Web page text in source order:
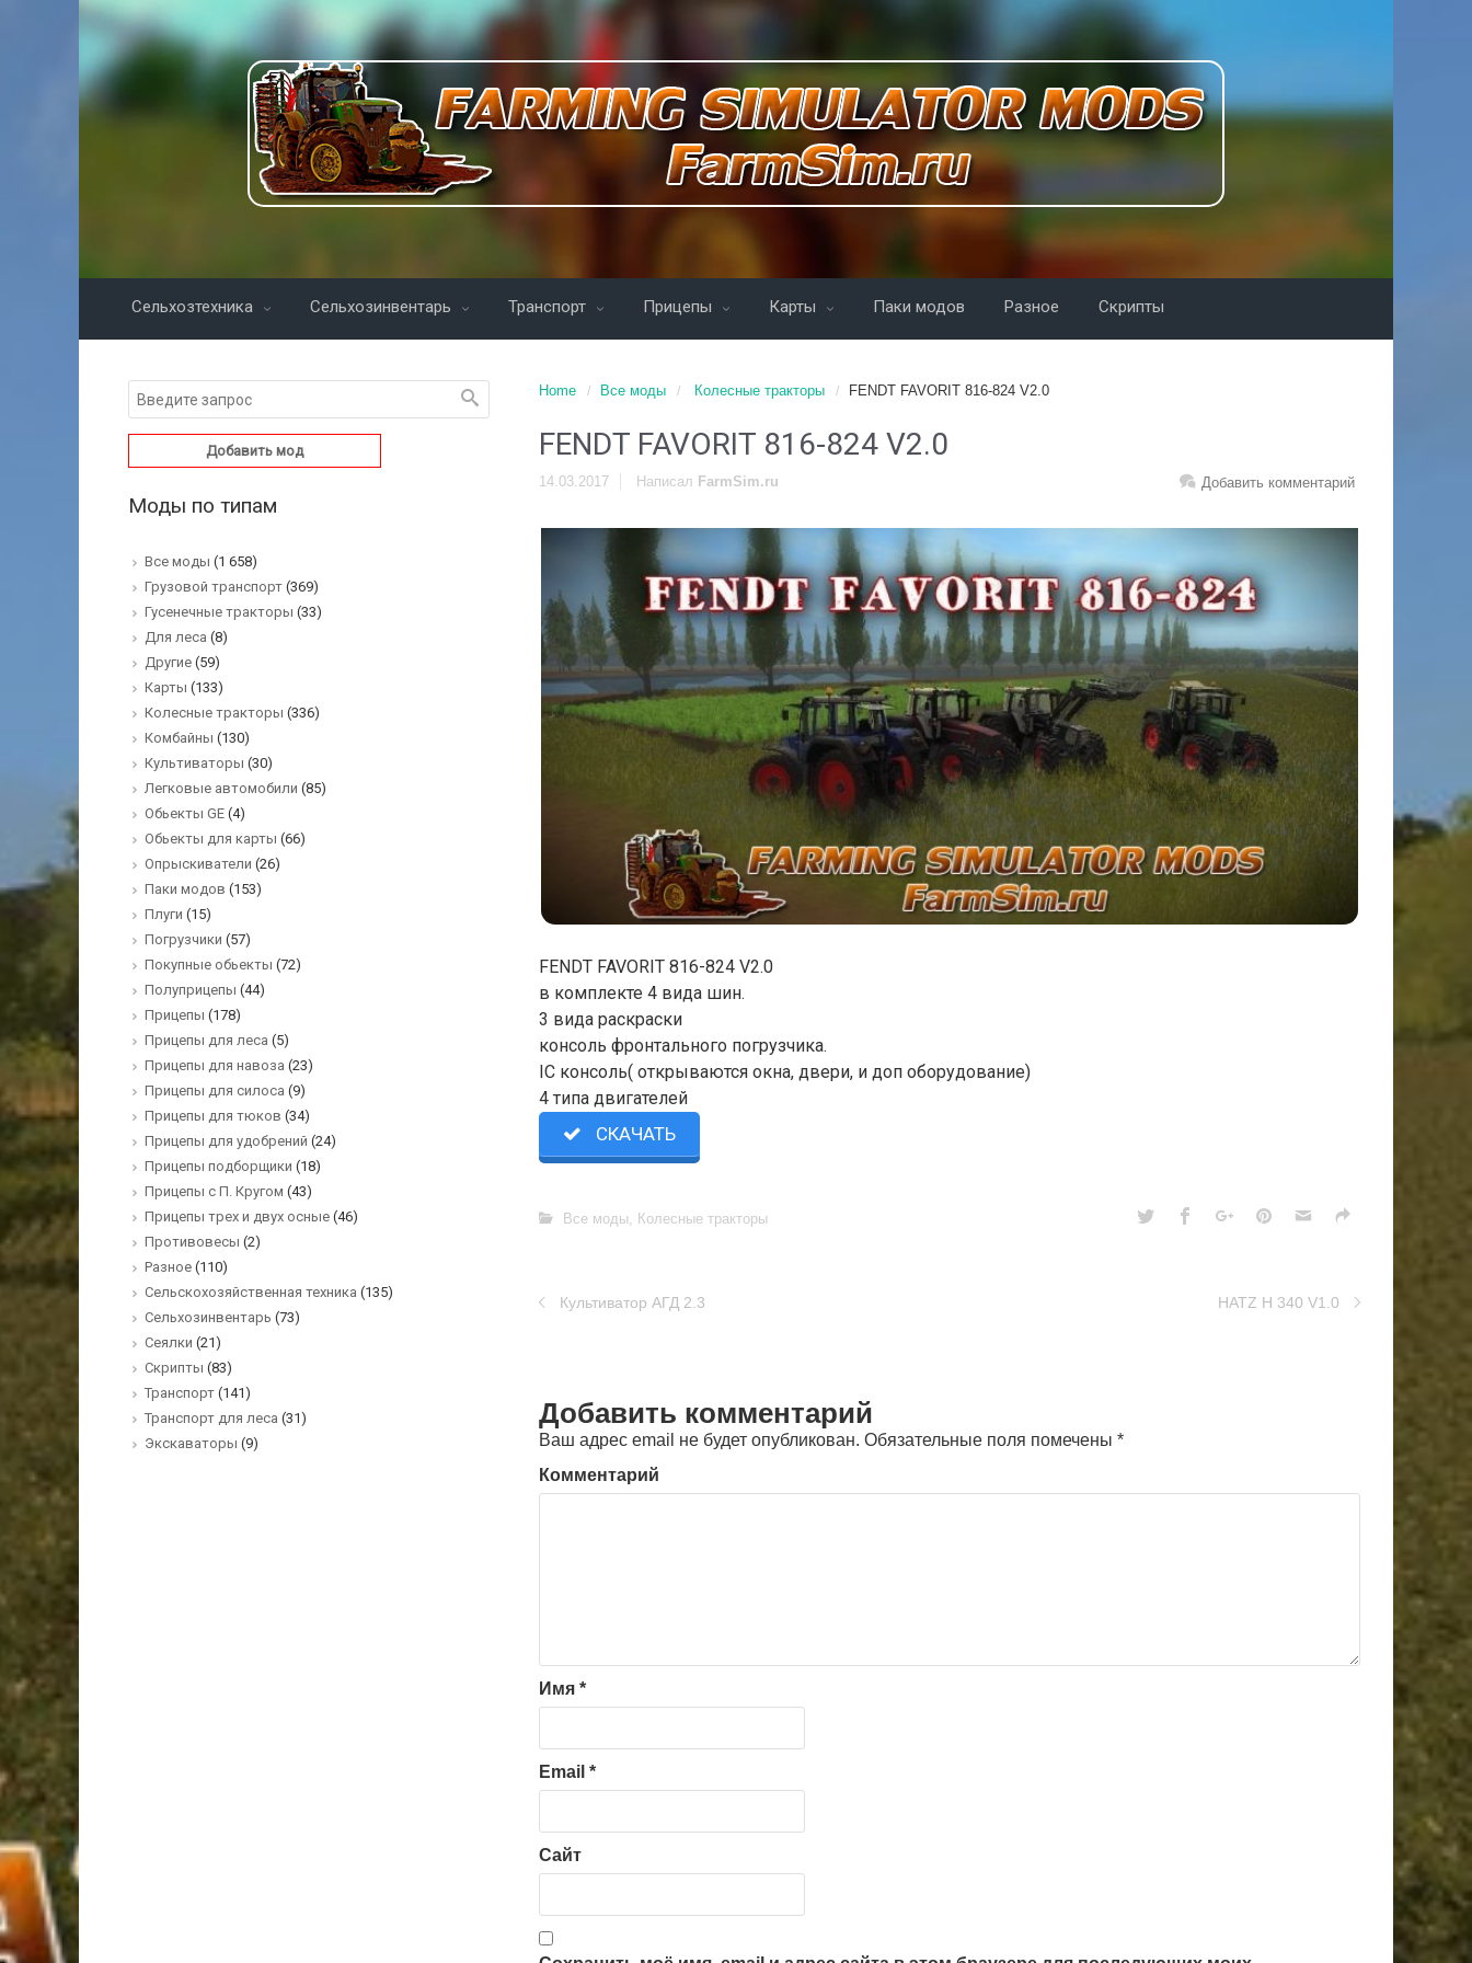
Сельхозтехника Сельхозинвентарь Транспорт Прицепы Карты Паки модов Разное Скрипты
Home Все моды Колесные тракторы FENDT FAVORIT 816-824 V2.0
FENDT FAVORIT 816-824 V2.0
14.03.2017 Добавить комментарий
Написал FarmSim.ru
FENDT FAVORIT 816-824 V2.0
в комплекте 4 вида шин.
3 вида раскраски
консоль фронтального погрузчика.
IC консоль( открываются окна, двери, и доп оборудование)
4 типа двигателей
СКАЧАТЬ
Все моды, Колесные тракторы
Культиватор АГД 2.3 HATZ H 340 V1.0
Добавить комментарий
Ваш адрес email не будет опубликован. Обязательные поля помечены *
Комментарий
Имя *
Email *
Сайт
Добавить мод
Моды по типам
Все моды (1 658)
Грузовой транспорт (369)
Гусенечные тракторы (33)
Для леса (8)
Другие (59)
Карты (133)
Колесные тракторы (336)
Комбайны (130)
Культиваторы (30)
Легковые автомобили (85)
Обьекты GE (4)
Обьекты для карты (66)
Опрыскиватели (26)
Паки модов (153)
Плуги (15)
Погрузчики (57)
Покупные обьекты (72)
Полуприцепы (44)
Прицепы (178)
Прицепы для леса (5)
Прицепы для навоза (23)
Прицепы для силоса (9)
Прицепы для тюков (34)
Прицепы для удобрений (24)
Прицепы подборщики (18)
Прицепы с П. Кругом (43)
Прицепы трех и двух осные (46)
Противовесы (2)
Разное (110)
Сельскохозяйственная техника (135)
Сельхозинвентарь (73)
Сеялки (21)
Скрипты (83)
Транспорт (141)
Транспорт для леса (31)
Экскаваторы (9)